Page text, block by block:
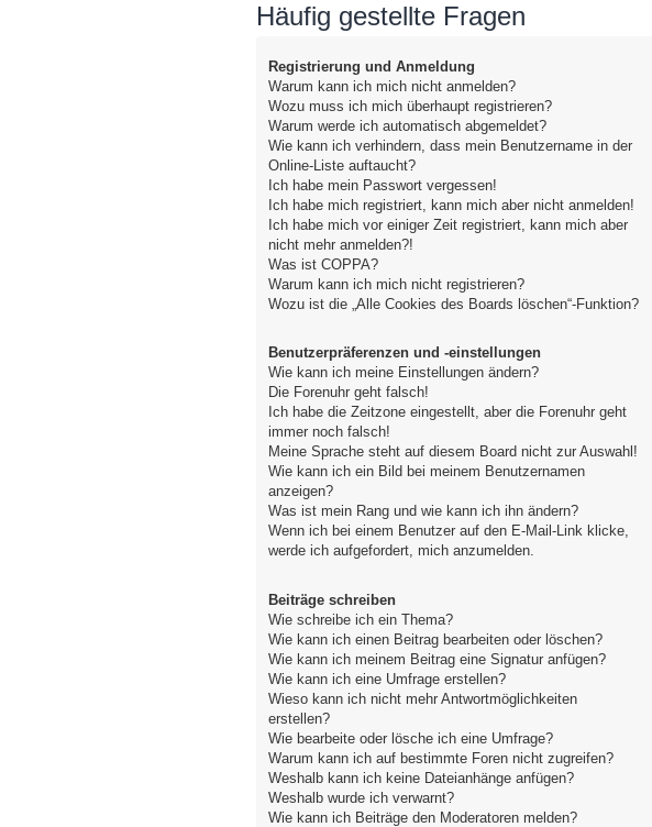
Häufig gestellte Fragen
Registrierung und Anmeldung
Warum kann ich mich nicht anmelden?
Wozu muss ich mich überhaupt registrieren?
Warum werde ich automatisch abgemeldet?
Wie kann ich verhindern, dass mein Benutzername in der
Online-Liste auftaucht?
Ich habe mein Passwort vergessen!
Ich habe mich registriert, kann mich aber nicht anmelden!
Ich habe mich vor einiger Zeit registriert, kann mich aber
nicht mehr anmelden?!
Was ist COPPA?
Warum kann ich mich nicht registrieren?
Wozu ist die „Alle Cookies des Boards löschen“-Funktion?
Benutzerpräferenzen und -einstellungen
Wie kann ich meine Einstellungen ändern?
Die Forenuhr geht falsch!
Ich habe die Zeitzone eingestellt, aber die Forenuhr geht
immer noch falsch!
Meine Sprache steht auf diesem Board nicht zur Auswahl!
Wie kann ich ein Bild bei meinem Benutzernamen
anzeigen?
Was ist mein Rang und wie kann ich ihn ändern?
Wenn ich bei einem Benutzer auf den E-Mail-Link klicke,
werde ich aufgefordert, mich anzumelden.
Beiträge schreiben
Wie schreibe ich ein Thema?
Wie kann ich einen Beitrag bearbeiten oder löschen?
Wie kann ich meinem Beitrag eine Signatur anfügen?
Wie kann ich eine Umfrage erstellen?
Wieso kann ich nicht mehr Antwortmöglichkeiten
erstellen?
Wie bearbeite oder lösche ich eine Umfrage?
Warum kann ich auf bestimmte Foren nicht zugreifen?
Weshalb kann ich keine Dateianhänge anfügen?
Weshalb wurde ich verwarnt?
Wie kann ich Beiträge den Moderatoren melden?